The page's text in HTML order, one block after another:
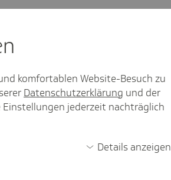
komfortablen Website-Besuch zu
Datenschutzerklärung und der
Einstellungen jederzeit nachträglich
Details anzeigen